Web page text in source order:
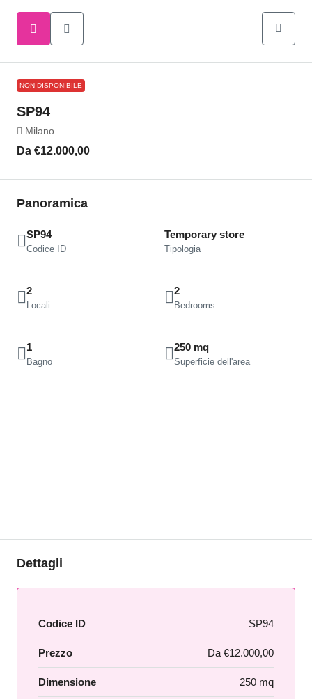
NON DISPONIBILE
SP94
Milano
Da €12.000,00
Panoramica
SP94
Codice ID
Temporary store
Tipologia
2
Locali
2
Bedrooms
1
Bagno
250 mq
Superficie dell'area
Dettagli
Codice ID SP94
Prezzo Da €12.000,00
Dimensione 250 mq